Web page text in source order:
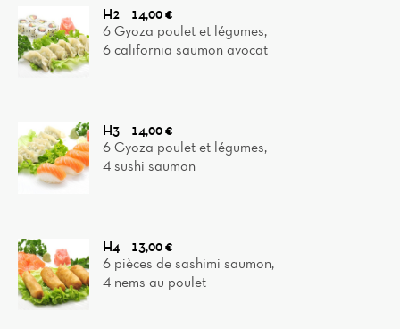
H2
14,00 €
6 Gyoza poulet et légumes,
6 california saumon avocat
H3
14,00 €
6 Gyoza poulet et légumes,
4 sushi saumon
H4
13,00 €
6 pièces de sashimi saumon,
4 nems au poulet